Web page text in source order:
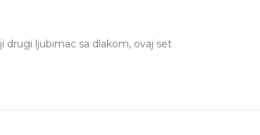
drugi ljubimac sa dlakom, ovaj set